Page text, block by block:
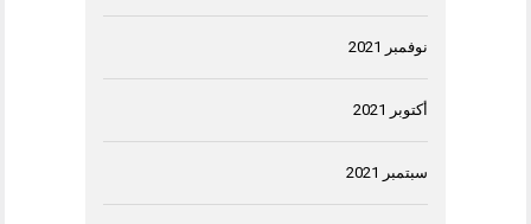
نوفمبر 2021
أكتوبر 2021
سبتمبر 2021